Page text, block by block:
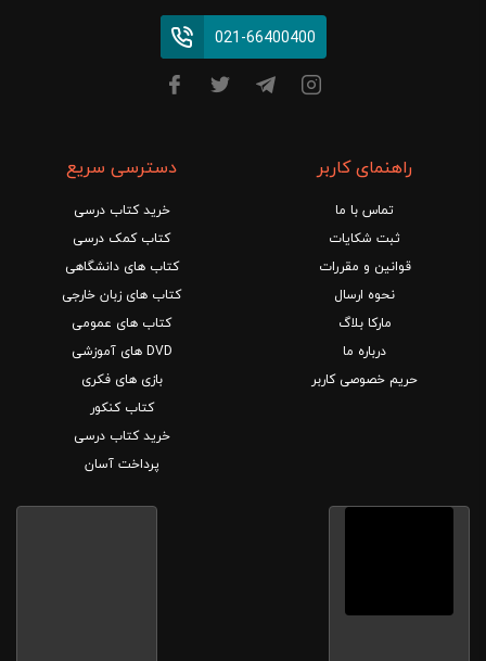
021-66400400
راهنمای کاربر
تماس با ما
ثبت شکایات
قوانین و مقررات
نحوه ارسال
مارکا بلاگ
درباره ما
حریم خصوصی کاربر
دسترسی سریع
خرید کتاب درسی
کتاب کمک درسی
کتاب های دانشگاهی
کتاب های زبان خارجی
کتاب های عمومی
DVD های آموزشی
بازی های فکری
کتاب کنکور
خرید کتاب درسی
پرداخت آسان